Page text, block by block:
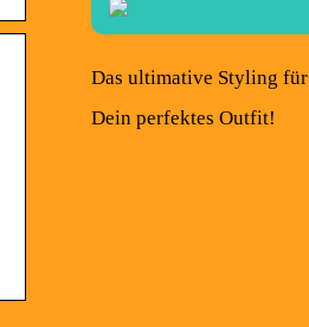
Das ultimative Styling für
Dein perfektes Outfit!